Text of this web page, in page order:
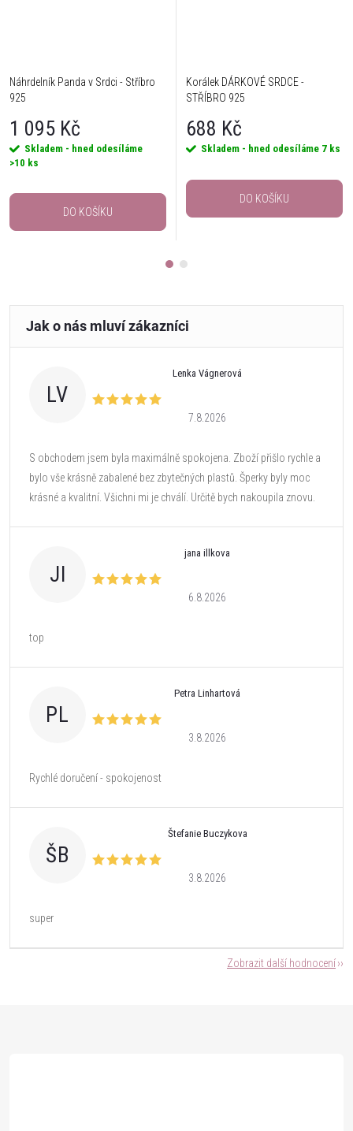
Náhrdelník Panda v Srdci - Stříbro
925
1 095 Kč
Skladem - hned odesíláme
>10 ks
DO KOŠÍKU
Korálek DÁRKOVÉ SRDCE -
STŘÍBRO 925
688 Kč
Skladem - hned odesíláme 7 ks
DO KOŠÍKU
LV
Lenka Vágnerová
7.8.2026
S obchodem jsem byla maximálně spokojena. Zboží přišlo rychle a
bylo vše krásně zabalené bez zbytečných plastů. Šperky byly moc
krásné a kvalitní. Všichni mi je chválí. Určitě bych nakoupila znovu.
JI
jana illkova
6.8.2026
top
PL
Petra Linhartová
3.8.2026
Rychlé doručení - spokojenost
ŠB
Štefanie Buczykova
3.8.2026
super
Zobrazit další hodnocení